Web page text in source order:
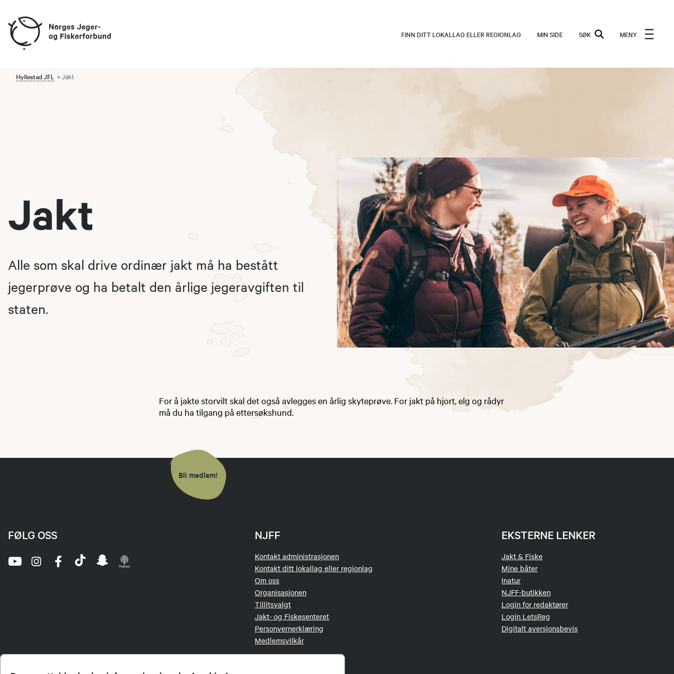
FINN DITT LOKALLAG ELLER REGIONLAG MIN SIDE SØK MENY
Hyllestad JFL Jakt
Jakt
Alle som skal drive ordinær jakt må ha bestått
jegerprøve og ha betalt den årlige jegeravgiften til
staten.
For å jakte storvilt skal det også avlegges en årlig skyteprøve. For jakt på hjort, elg og rådyr
må du ha tilgang på ettersøkshund.
Bli medlem!
NJFF
Kontakt administrasjonen
Kontakt ditt lokallag eller regionlag
Om oss
Organisasjonen
Tillitsvalgt
Jakt- og Fiskesenteret
Personvernerklæring
Medlemsvilkår
EKSTERNE LENKER
Jakt & Fiske
Mine båter
Inatur
NJFF-butikken
Login for redaktører
Login LetsReg
Digitalt aversjonsbevis
FØLG OSS